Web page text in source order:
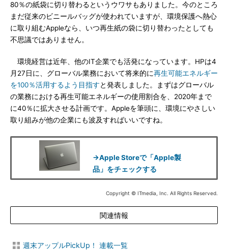
80％の紙袋に切り替わるというウワサもありました。今のところ
まだ従来のビニールバッグが使われていますが、環境保護へ熱心
に取り組むAppleなら、いつ再生紙の袋に切り替わったとしても
不思議ではありません。
環境経営は近年、他のIT企業でも活発になっています。HPは4
月27日に、グローバル業務において将来的に再生可能エネルギー
を100％活用するよう目指すと発表しました。まずはグローバル
の業務における再生可能エネルギーの使用割合を、2020年まで
に40％に拡大させる計画です。Appleを筆頭に、環境にやさしい
取り組みが他の企業にも波及すればいいですね。
→Apple Storeで「Apple製
品」をチェックする
Copyright © ITmedia, Inc. All Rights Reserved.
関連情報
週末アップルPickUp！ 連載一覧